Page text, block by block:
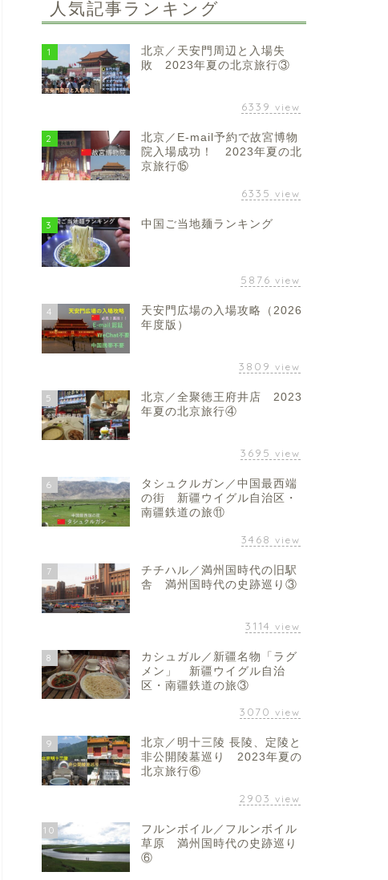
人気記事ランキング
1
北京／天安門周辺と入場失
敗 2023年夏の北京旅行③
6339 view
2
北京／E-mail予約で故宮博物
院入場成功！ 2023年夏の北
京旅行⑮
6335 view
3 中国ご当地麺ランキング
5876 view
4
天安門広場の入場攻略（2026
年度版）
3809 view
5
北京／全聚徳王府井店 2023
年夏の北京旅行④
3695 view
6
タシュクルガン／中国最西端
の街 新疆ウイグル自治区・
南疆鉄道の旅⑪
3468 view
7
チチハル／満州国時代の旧駅
舎 満州国時代の史跡巡り③
3114 view
8
カシュガル／新疆名物「ラグ
メン」 新疆ウイグル自治
区・南疆鉄道の旅③
3070 view
9
北京／明十三陵 長陵、定陵と
非公開陵墓巡り 2023年夏の
北京旅行⑥
2903 view
10
フルンボイル／フルンボイル
草原 満州国時代の史跡巡り
⑥